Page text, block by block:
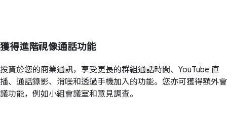
獲得進階視像通話功能
投資於您的商業通訊，享受更長的群組通話時間、YouTube 直
播、通話錄影、消噪和透過手機加入的功能。您亦可獲得額外會
議功能，例如小組會議室和意見調查。